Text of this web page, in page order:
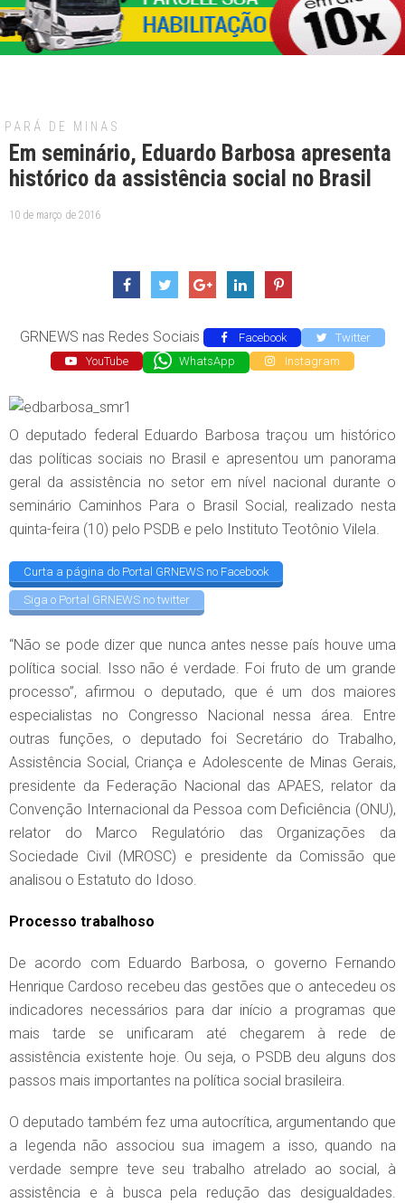
PARÁ DE MINAS
Em seminário, Eduardo Barbosa apresenta
histórico da assistência social no Brasil
10 de março de 2016
GRNEWS nas Redes Sociais Facebook
Twitter
YouTube
WhatsApp Instagram
O deputado federal Eduardo Barbosa traçou um histórico
das políticas sociais no Brasil e apresentou um panorama
geral da assistência no setor em nível nacional durante o
seminário Caminhos Para o Brasil Social, realizado nesta
quinta-feira (10) pelo PSDB e pelo Instituto Teotônio Vilela.
Curta a página do Portal GRNEWS no Facebook
Siga o Portal GRNEWS no twitter
“Não se pode dizer que nunca antes nesse país houve uma
política social. Isso não é verdade. Foi fruto de um grande
processo”, afirmou o deputado, que é um dos maiores
especialistas no Congresso Nacional nessa área. Entre
outras funções, o deputado foi Secretário do Trabalho,
Assistência Social, Criança e Adolescente de Minas Gerais,
presidente da Federação Nacional das APAES, relator da
Convenção Internacional da Pessoa com Deficiência (ONU),
relator do Marco Regulatório das Organizações da
Sociedade Civil (MROSC) e presidente da Comissão que
analisou o Estatuto do Idoso.
Processo trabalhoso
De acordo com Eduardo Barbosa, o governo Fernando
Henrique Cardoso recebeu das gestões que o antecedeu os
indicadores necessários para dar início a programas que
mais tarde se unificaram até chegarem à rede de
assistência existente hoje. Ou seja, o PSDB deu alguns dos
passos mais importantes na política social brasileira.
O deputado também fez uma autocrítica, argumentando que
a legenda não associou sua imagem a isso, quando na
verdade sempre teve seu trabalho atrelado ao social, à
assistência e à busca pela redução das desigualdades.